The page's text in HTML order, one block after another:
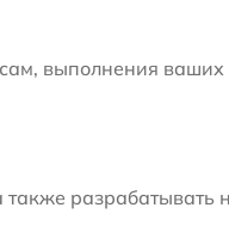
выполнения ваших
разрабатывать